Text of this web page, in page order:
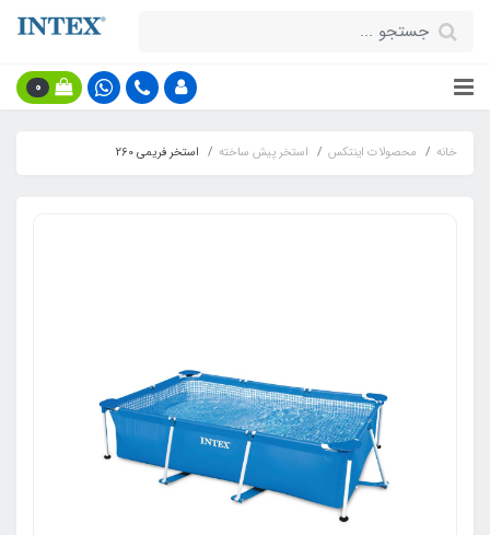
0
خانه محصولات اینتکس استخر پیش ساخته استخر فریمی 260